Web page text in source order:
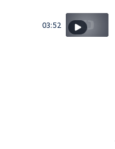
03:52